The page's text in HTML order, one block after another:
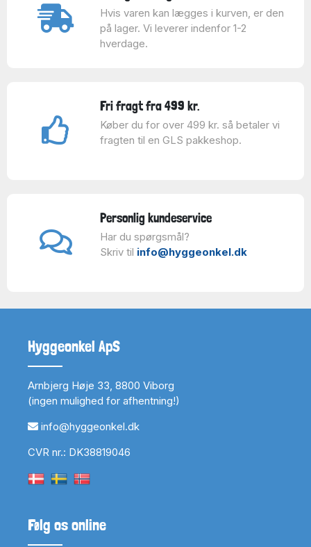
Hvis varen kan lægges i kurven, er den
på lager. Vi leverer indenfor 1-2
hverdage.
Fri fragt fra 499 kr.
Køber du for over 499 kr. så betaler vi
fragten til en GLS pakkeshop.
Personlig kundeservice
Har du spørgsmål?
Skriv til info@hyggeonkel.dk
Hyggeonkel ApS
Arnbjerg Høje 33, 8800 Viborg
(ingen mulighed for afhentning!)
info@hyggeonkel.dk
CVR nr.: DK38819046
Følg os online